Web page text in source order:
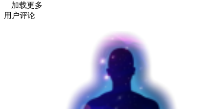
加载更多
用户评论